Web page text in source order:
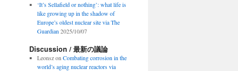
‘It’s Sellafield or nothing’: what life is
like growing up in the shadow of
Europe’s oldest nuclear site via The
Guardian 2025/10/07
Discussion / 最新の議論
Leonszon Combating corrosion in the
world’s aging nuclear reactors via